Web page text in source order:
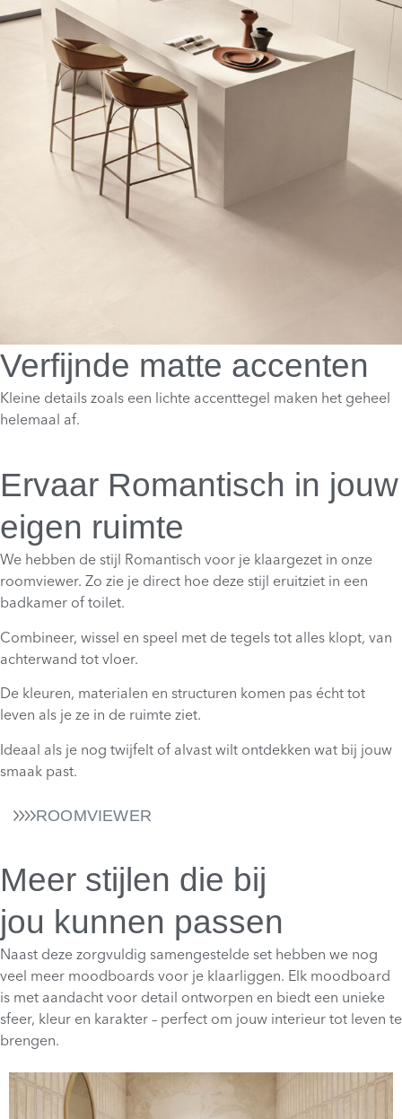
Verfijnde matte accenten
Kleine details zoals een lichte accenttegel maken het geheel
helemaal af.
Ervaar Romantisch in jouw
eigen ruimte
We hebben de stijl Romantisch voor je klaargezet in onze
roomviewer. Zo zie je direct hoe deze stijl eruitziet in een
badkamer of toilet.
Combineer, wissel en speel met de tegels tot alles klopt, van
achterwand tot vloer.
De kleuren, materialen en structuren komen pas écht tot
leven als je ze in de ruimte ziet.
Ideaal als je nog twijfelt of alvast wilt ontdekken wat bij jouw
smaak past.
ROOMVIEWER
Meer stijlen die bij
jou kunnen passen
Naast deze zorgvuldig samengestelde set hebben we nog
veel meer moodboards voor je klaarliggen. Elk moodboard
is met aandacht voor detail ontworpen en biedt een unieke
sfeer, kleur en karakter – perfect om jouw interieur tot leven te
brengen.